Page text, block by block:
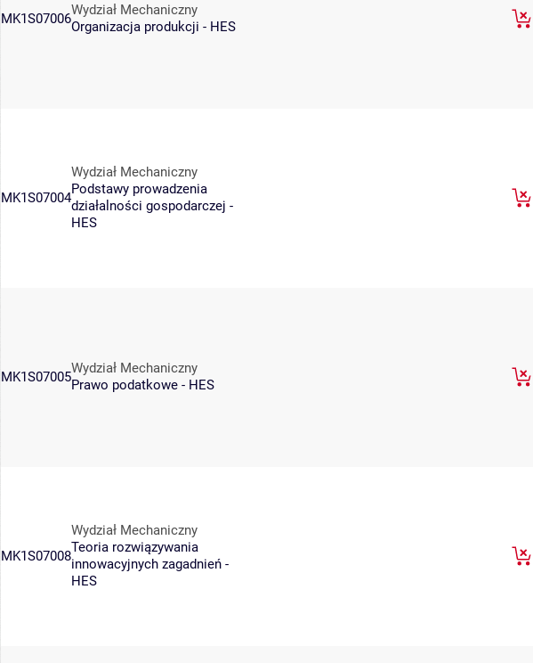
MK1S07006
Wydział Mechaniczny
Organizacja produkcji - HES
MK1S07004
Wydział Mechaniczny
Podstawy prowadzenia
działalności gospodarczej -
HES
MK1S07005
Wydział Mechaniczny
Prawo podatkowe - HES
MK1S07008
Wydział Mechaniczny
Teoria rozwiązywania
innowacyjnych zagadnień -
HES